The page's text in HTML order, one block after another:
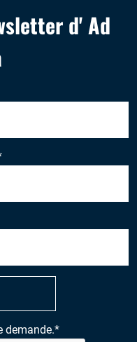
d' Ad
demande.*